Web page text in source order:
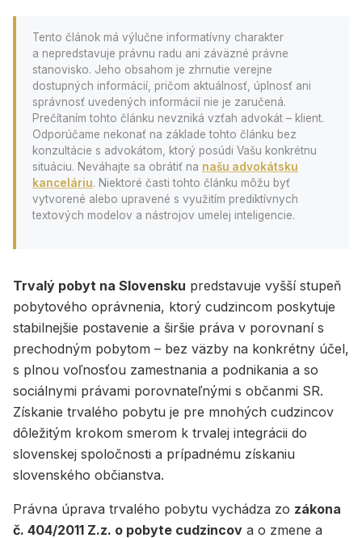
Tento článok má výlučne informatívny charakter
a nepredstavuje právnu radu ani záväzné právne
stanovisko. Jeho obsahom je zhrnutie verejne
dostupných informácií, pričom aktuálnosť, úplnosť ani
správnosť uvedených informácií nie je zaručená.
Prečítaním tohto článku nevzniká vzťah advokát – klient.
Odporúčame nekonať na základe tohto článku bez
konzultácie s advokátom, ktorý posúdi Vašu konkrétnu
situáciu. Neváhajte sa obrátiť na našu advokátsku
kanceláriu. Niektoré časti tohto článku môžu byť
vytvorené alebo upravené s využitím prediktívnych
textových modelov a nástrojov umelej inteligencie.
Trvalý pobyt na Slovensku predstavuje vyšší stupeň
pobytového oprávnenia, ktorý cudzincom poskytuje
stabilnejšie postavenie a širšie práva v porovnaní s
prechodným pobytom – bez väzby na konkrétny účel,
s plnou voľnosťou zamestnania a podnikania a so
sociálnymi právami porovnateľnými s občanmi SR.
Získanie trvalého pobytu je pre mnohých cudzincov
dôležitým krokom smerom k trvalej integrácii do
slovenskej spoločnosti a prípadnému získaniu
slovenského občianstva.
Právna úprava trvalého pobytu vychádza zo zákona
č. 404/2011 Z.z. o pobyte cudzincov a o zmene a